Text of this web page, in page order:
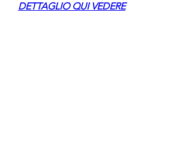
DETTAGLIO QUI VEDERE